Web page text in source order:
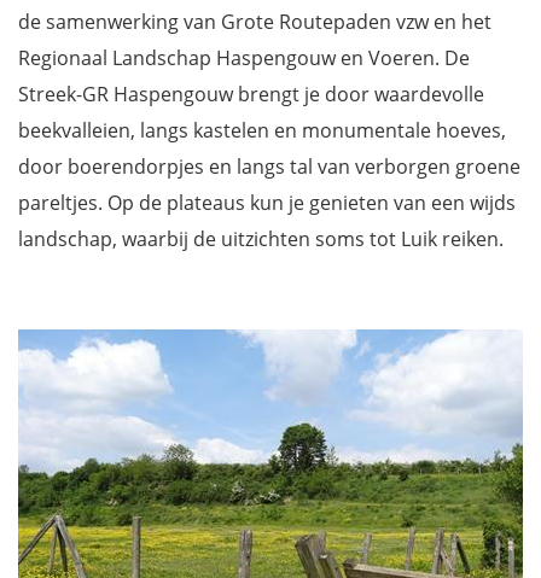
de samenwerking van Grote Routepaden vzw en het
Regionaal Landschap Haspengouw en Voeren. De
Streek-GR Haspengouw brengt je door waardevolle
beekvalleien, langs kastelen en monumentale hoeves,
door boerendorpjes en langs tal van verborgen groene
pareltjes. Op de plateaus kun je genieten van een wijds
landschap, waarbij de uitzichten soms tot Luik reiken.